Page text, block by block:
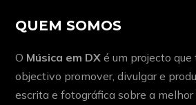
QUEM SOMOS
O Música em DX é um projecto que
objectivo promover, divulgar e
escrita e fotográfica sobre a melhor